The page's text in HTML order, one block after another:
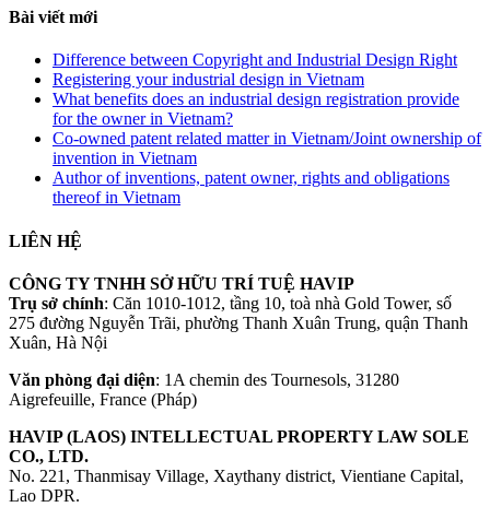
Bài viết mới
Difference between Copyright and Industrial Design Right
Registering your industrial design in Vietnam
What benefits does an industrial design registration provide
for the owner in Vietnam?
Co-owned patent related matter in Vietnam/Joint ownership of
invention in Vietnam
Author of inventions, patent owner, rights and obligations
thereof in Vietnam
LIÊN HỆ
CÔNG TY TNHH SỞ HỮU TRÍ TUỆ HAVIP
Trụ sở chính: Căn 1010-1012, tầng 10, toà nhà Gold Tower, số
275 đường Nguyễn Trãi, phường Thanh Xuân Trung, quận Thanh
Xuân, Hà Nội
Văn phòng đại diện: 1A chemin des Tournesols, 31280
Aigrefeuille, France (Pháp)
HAVIP (LAOS) INTELLECTUAL PROPERTY LAW SOLE
CO., LTD.
No. 221, Thanmisay Village, Xaythany district, Vientiane Capital,
Lao DPR.